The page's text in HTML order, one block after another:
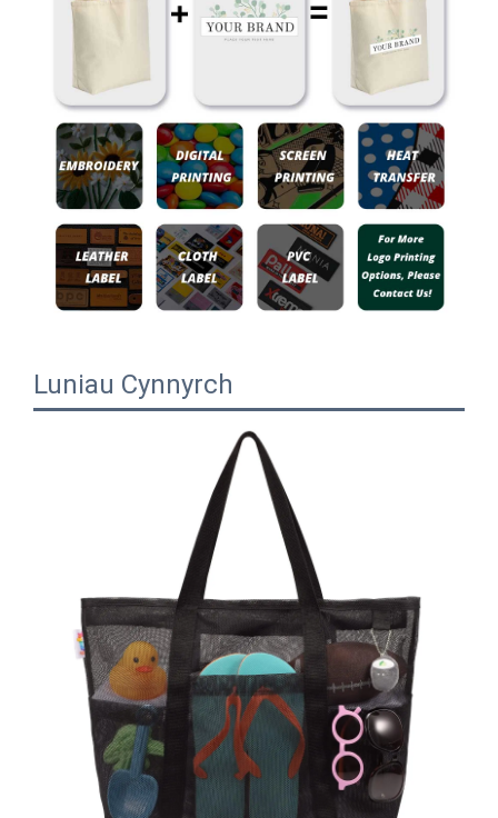
Luniau Cynnyrch